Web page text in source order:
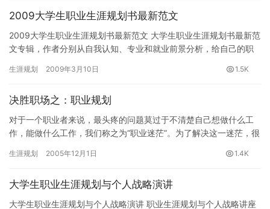
2009大学生职业生涯规划书最新范文
2009大学生职业生涯规划书最新范文 大学生职业生涯规划书最新范
文专辑，作者分别从自我认知、专业和就业前景分析，给自己的职
生涯规划 2009年3月10日 1.5K
决胜职场之：职业规划
对于一个职业者来说，最头疼的问题莫过于不清楚自己想做什么工
作，能做什么工作，我们称之为“职业迷茫”。为了解决这一迷茫，很
最…
生涯规划 2005年12月1日 1.4K
大学生职业生涯规划与个人战略演讲
大学生职业生涯规划与个人战略演讲 职业生涯规划与个人战略讲座